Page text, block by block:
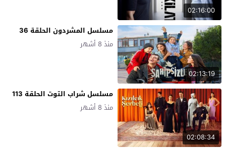
02:16:00
02:13:19
مسلسل المشردون الحلقة 36
منذ 8 أشهر
02:08:34
مسلسل شراب التوت الحلقة 113
منذ 8 أشهر